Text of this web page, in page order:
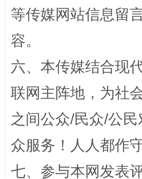
这是一记警钟！
等传媒网站信息留
容。
六、本传媒结合现
联网主阵地，为社
之间公众/民众/公
众服务！人人都作
七、参与本网发表